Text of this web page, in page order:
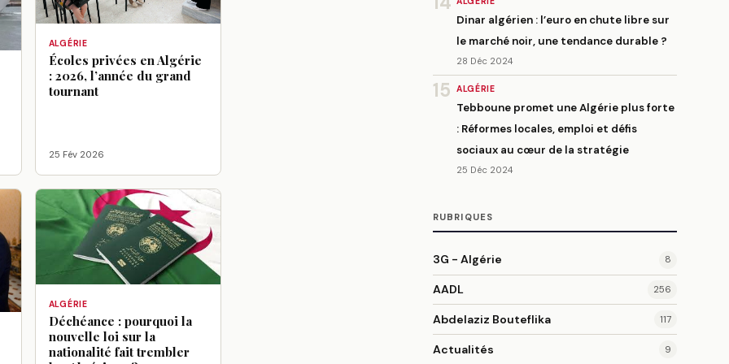
ALGÉRIE
Écoles privées en Algérie
: 2026, l’année du grand
tournant
25 Fév 2026
ALGÉRIE
Déchéance : pourquoi la
nouvelle loi sur la
nationalité fait trembler
Dinar algérien : l’euro en chute libre sur
le marché noir, une tendance durable ?
28 Déc 2024
15 ALGÉRIE
Tebboune promet une Algérie plus forte
: Réformes locales, emploi et défis
sociaux au cœur de la stratégie
25 Déc 2024
RUBRIQUES
3G - Algérie 8
AADL 256
Abdelaziz Bouteflika 117
Actualités 9